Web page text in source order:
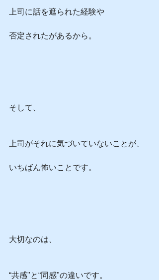
上司に話を遮られた経験や
否定されたがあるから。
そして、
上司がそれに気づいていないことが、
いちばん怖いことです。
大切なのは、
“共感"と“同感"の違いです。